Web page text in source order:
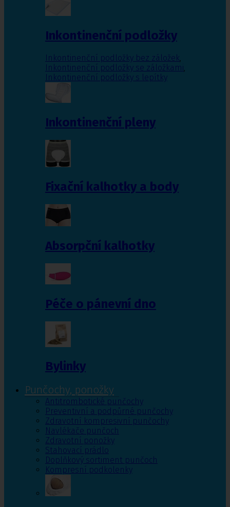
Inkontinenční podložky
Inkontinenční podložky bez záložek,
Inkontinenční podložky se záložkami,
Inkontinenční podložky s lepítky
Inkontinenční pleny
Fixační kalhotky a body
Absorpční kalhotky
Péče o pánevní dno
Bylinky
Punčochy, ponožky
Antitrombotické punčochy
Preventivní a podpůrné punčochy
Zdravotní kompresivní punčochy
Navlékače punčoch
Zdravotní ponožky
Stahovací prádlo
Doplňkový sortiment punčoch
Kompresní podkolenky